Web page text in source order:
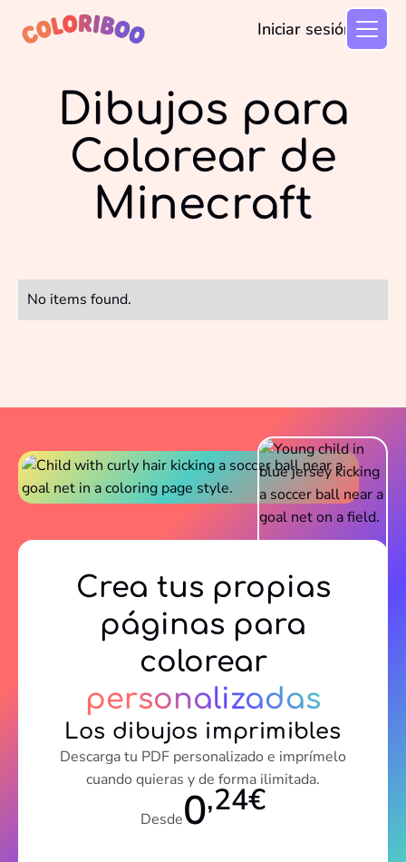
Iniciar sesión
Dibujos para
Colorear de
Minecraft
No items found.
Crea tus propias
páginas para
colorear
personalizadas
Los dibujos imprimibles
Descarga tu PDF personalizado e imprímelo
cuando quieras y de forma ilimitada.
Desde0,24€